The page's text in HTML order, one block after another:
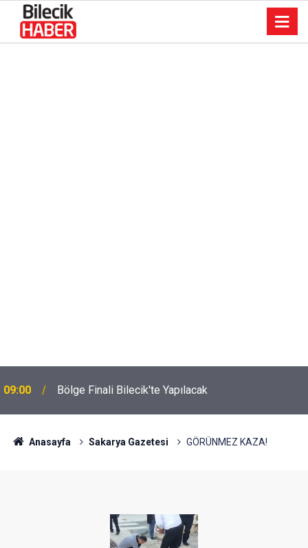
09:00 Bölge Finali Bilecik'te Yapılacak
Anasayfa Sakarya Gazetesi GÖRÜNMEZ KAZA!